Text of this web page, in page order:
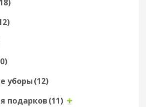
уборы(12)
подарков(11)